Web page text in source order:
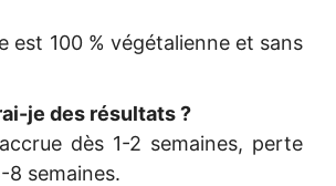
est 100 % végétalienne et sans
je des résultats ?
dès 1-2 semaines, perte
8 semaines.